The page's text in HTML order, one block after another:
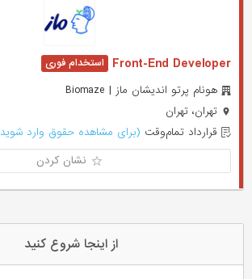
Front-End Developer
هونام پرتو اندیشان ماز | Biomaze
تهران، تهران
قرارداد تمام‌وقت (برای مشاهده حقوق وارد
نشان کردن
از اینجا شروع کنید